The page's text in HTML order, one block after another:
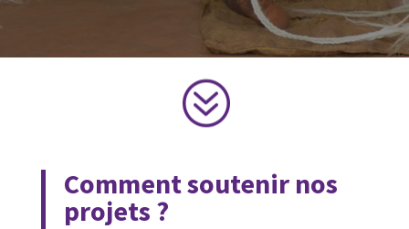
?
Comment soutenir nos
projets ?